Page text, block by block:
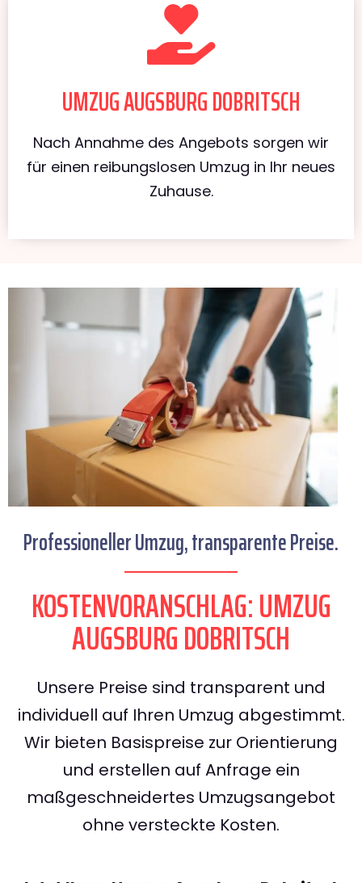
UMZUG AUGSBURG DOBRITSCH
Nach Annahme des Angebots sorgen wir
für einen reibungslosen Umzug in Ihr neues
Zuhause.
Professioneller Umzug, transparente Preise.
KOSTENVORANSCHLAG: UMZUG
AUGSBURG DOBRITSCH
Unsere Preise sind transparent und
individuell auf Ihren Umzug abgestimmt.
Wir bieten Basispreise zur Orientierung
und erstellen auf Anfrage ein
maßgeschneidertes Umzugsangebot
ohne versteckte Kosten.